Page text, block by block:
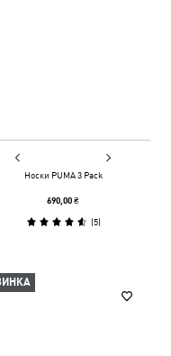
Носки PUMA 3 Pack
690,00 ₴
(5)